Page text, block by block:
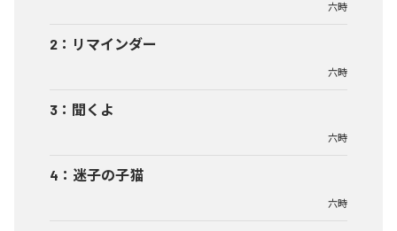
六時
2 ： リマインダー
六時
3 ： 聞くよ
六時
4 ： 迷子の子猫
六時